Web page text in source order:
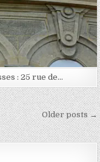
: 25 rue de…
Older posts →